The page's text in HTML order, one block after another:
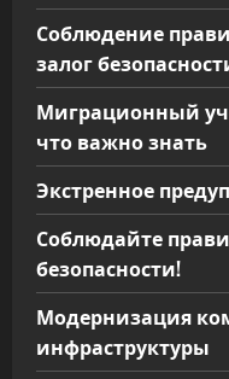
Соблюдение
залог
Миграционный
что важно знать
Экстренное
Соблюдайте
безопасности!
Модернизация
инфраструктуры